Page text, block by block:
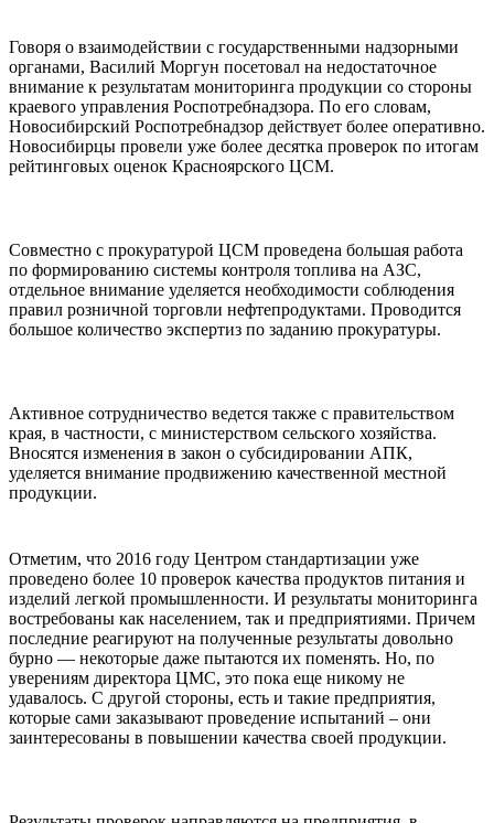
Говоря о взаимодействии с государственными надзорными
органами, Василий Моргун посетовал на недостаточное
внимание к результатам мониторинга продукции со стороны
краевого управления Роспотребнадзора. По его словам,
Новосибирский Роспотребнадзор действует более оперативно.
Новосибирцы провели уже более десятка проверок по итогам
рейтинговых оценок Красноярского ЦСМ.
Совместно с прокуратурой ЦСМ проведена большая работа
по формированию системы контроля топлива на АЗС,
отдельное внимание уделяется необходимости соблюдения
правил розничной торговли нефтепродуктами. Проводится
большое количество экспертиз по заданию прокуратуры.
Активное сотрудничество ведется также с правительством
края, в частности, с министерством сельского хозяйства.
Вносятся изменения в закон о субсидировании АПК,
уделяется внимание продвижению качественной местной
продукции.
Отметим, что 2016 году Центром стандартизации уже
проведено более 10 проверок качества продуктов питания и
изделий легкой промышленности. И результаты мониторинга
востребованы как населением, так и предприятиями. Причем
последние реагируют на полученные результаты довольно
бурно — некоторые даже пытаются их поменять. Но, по
уверениям директора ЦМС, это пока еще никому не
удавалось. С другой стороны, есть и такие предприятия,
которые сами заказывают проведение испытаний – они
заинтересованы в повышении качества своей продукции.